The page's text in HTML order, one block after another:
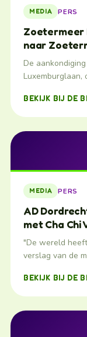
MEDIA PERS
Zoetermeer
naar
De
Luxemburglaan,
BEKIJK BIJ DE
MEDIA PERS
AD
met Cha Chi
"De wereld
verslag van de
BEKIJK BIJ DE